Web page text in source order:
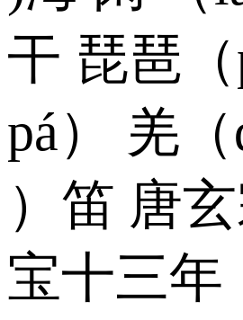
干 琵琶
pá） 羌
）笛 唐
宝十三年